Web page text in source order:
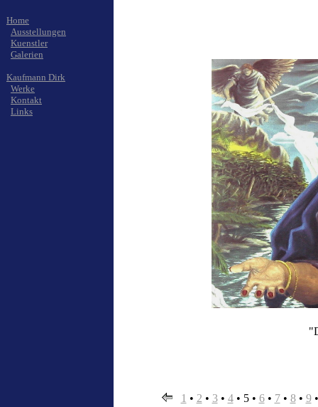
Home
Ausstellungen
Kuenstler
Galerien
Kaufmann Dirk
Werke
Kontakt
Links
1 • 2 • 3• 4• 5• 6• 7• 8• 9